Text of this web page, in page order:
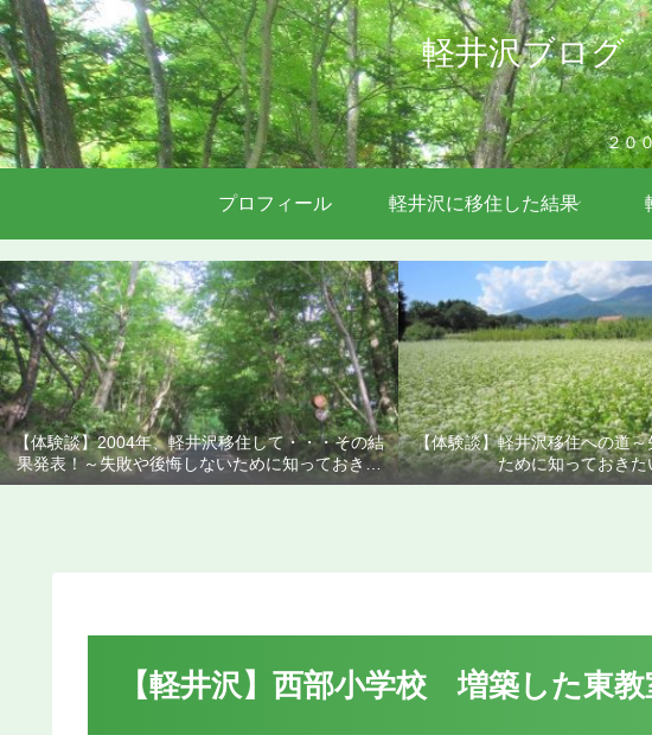
軽井沢ブログ
２０
プロフィール 軽井沢に移住した結果
【体験談】2004年、軽井沢移住して・・・その結
果発表！～失敗や後悔しないために知っておきた
いこと
【体験談】軽井沢移住への道
ために知っておきた
【軽井沢】西部小学校 増築した東